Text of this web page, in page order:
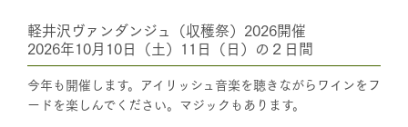
軽井沢ヴァンダンジュ（収穫祭）2026開催
2026年10月10日（土）11日（日）の２日間
今年も開催します。アイリッシュ音楽を聴きながらワインをフ
ードを楽しんでください。マジックもあります。